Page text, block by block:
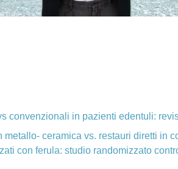
convenzionali in pazienti edentuli:
metallo- ceramica vs. restauri diretti in
con ferula: studio randomizzato